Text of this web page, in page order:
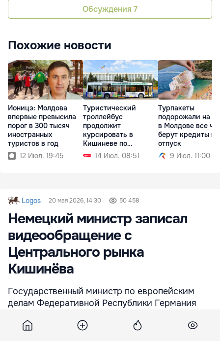
Обсуждения 7
Похожие новости
Ионицэ: Молдова
впервые превысила
порог в 300 тысяч
иностранных
туристов в год
12 Июл. 19:45
Туристический
троллейбус
продолжит
курсировать в
Кишиневе по
выходным
14 Июл. 08:51
Турпакеты
подорожали на
в Молдове все
берут кредиты на
отпуск
9 Июл. 11:00
Logos 20 мая 2026, 14:30 50 458
Немецкий министр записал
видеообращение с
Центрального рынка
Кишинёва
Государственный министр по европейским
делам Федеративной Республики Германия
участия в министерской сессии Совета